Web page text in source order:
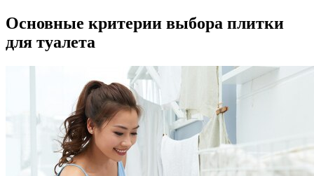
Основные критерии выбора плитки
для туалета